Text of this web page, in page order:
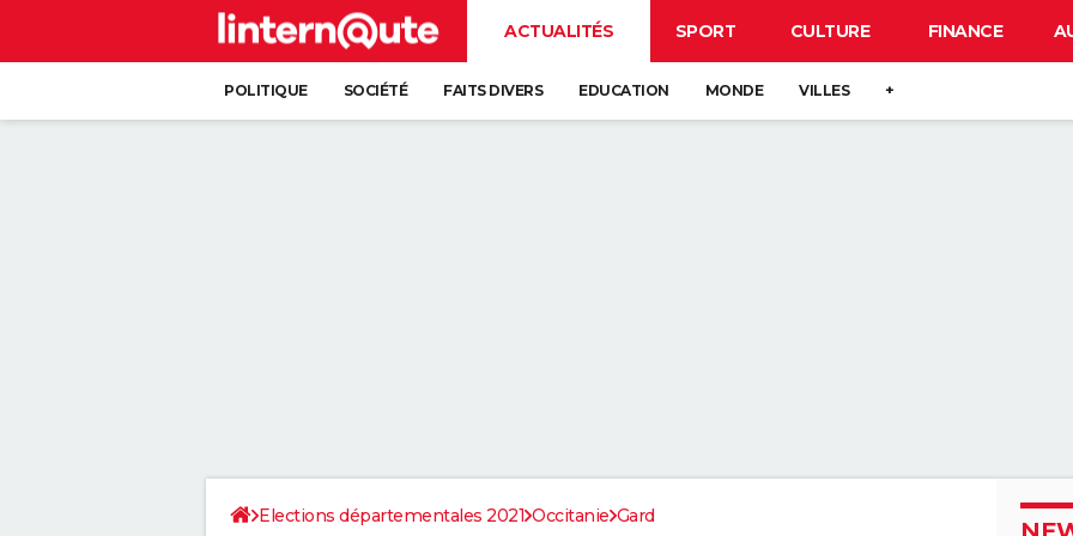
ACTUALITÉS SPORT CULTURE FINANCE
POLITIQUE SOCIÉTÉ FAITS DIVERS EDUCATION MONDE VILLES +
Elections départementales 2021 Occitanie Gard